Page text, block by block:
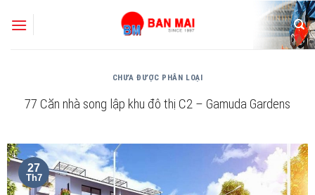
CHƯA ĐƯỢC PHÂN LOẠI
77 Căn nhà song lập khu đô thị C2 – Gamuda Gardens
27
Th7